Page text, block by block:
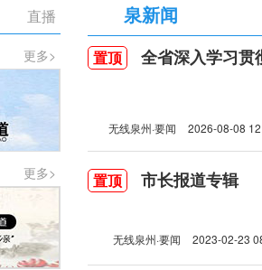
直播
更多>
更多>
泉新闻
置顶 全省深入学习贯彻习
无线泉州·要闻 2026-08-08
置顶 市长报道专辑
无线泉州·要闻 2023-02-23